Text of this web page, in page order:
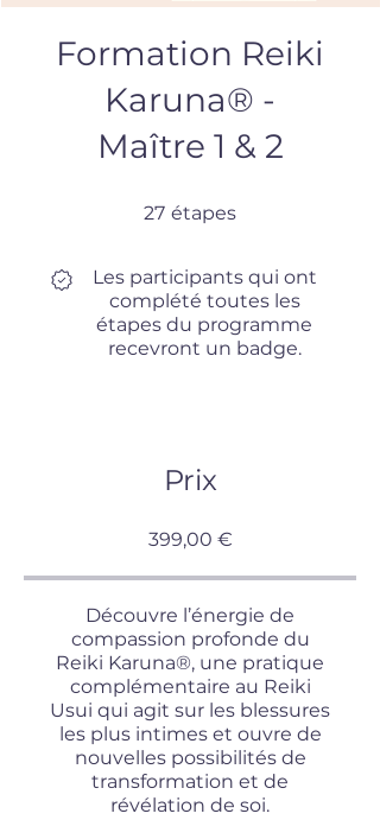
Formation Reiki
Karuna® -
Maître 1 & 2
27 étapes
Les participants qui ont
complété toutes les
étapes du programme
recevront un badge.
Prix
399,00 €
Découvre l’énergie de
compassion profonde du
Reiki Karuna®, une pratique
complémentaire au Reiki
Usui qui agit sur les blessures
les plus intimes et ouvre de
nouvelles possibilités de
transformation et de
révélation de soi.